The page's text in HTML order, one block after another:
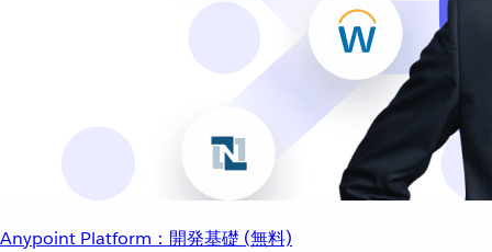
Anypoint Platform：開発基礎 (無料)